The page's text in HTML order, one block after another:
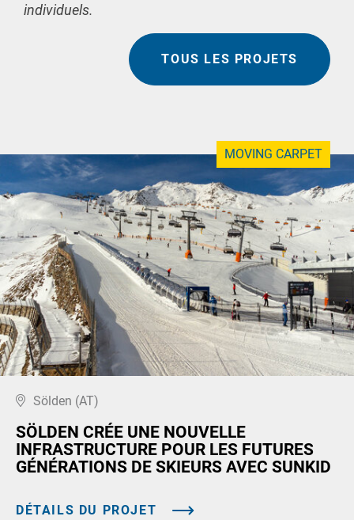
individuels.
TOUS LES PROJETS
MOVING CARPET
Sölden (AT)
SÖLDEN CRÉE UNE NOUVELLE
INFRASTRUCTURE POUR LES FUTURES
GÉNÉRATIONS DE SKIEURS AVEC SUNKID
DÉTAILS DU PROJET